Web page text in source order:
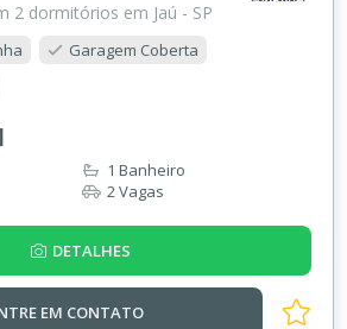
2 dormitórios em Jaú - SP
Garagem Coberta
1 Banheiro
2 Vagas
DETALHES
EM CONTATO